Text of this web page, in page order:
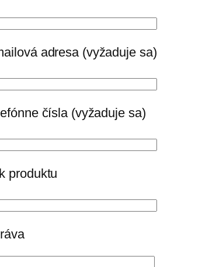
adresa (vyžaduje sa)
čísla (vyžaduje sa)
produktu